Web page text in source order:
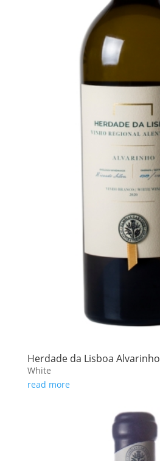
Herdade da Lisboa Alvarinho
White
read more